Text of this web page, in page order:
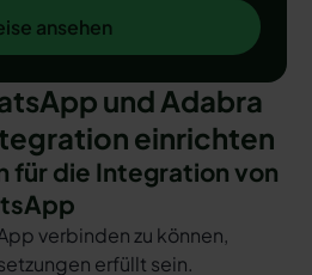
ansehen
und Adabra
einrichten
für die Integration von
verbinden zu können,
erfüllt sein.